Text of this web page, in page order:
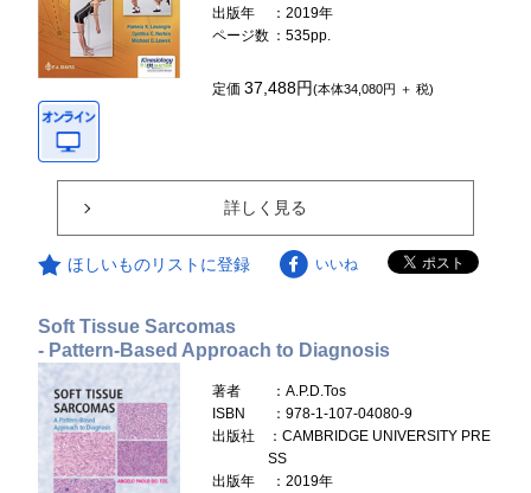
出版年
：2019年
ページ数 ：535pp.
定価37,488円(本体34,080円 ＋ 税)
詳しく見る
ほしいものリストに登録 いいね
Soft Tissue Sarcomas
- Pattern-Based Approach to Diagnosis
著者
：A.P.D.Tos
ISBN
：978-1-107-04080-9
出版社
：CAMBRIDGE UNIVERSITY PRE
SS
出版年
：2019年